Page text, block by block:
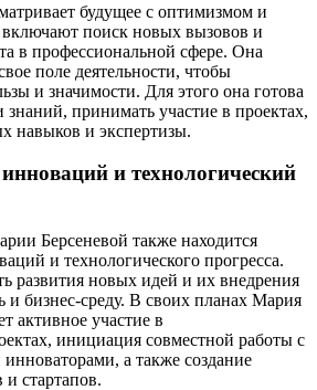
будущее с оптимизмом и
поиск новых вызовов и
в профессиональной сфере. Она
поле деятельности, чтобы
и значимости. Для этого она готова
знаний, принимать участие в проектах,
навыков и экспертизы.
и технологический
Берсеневой также находится
и технологического прогресса.
развития новых идей и их внедрения
и бизнес-среду. В своих планах Мария
активное участие в
инициация совместной работы с
а также создание
стартапов.